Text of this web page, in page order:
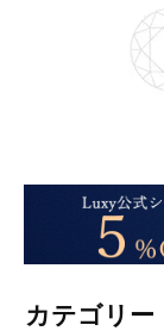
カテゴリー